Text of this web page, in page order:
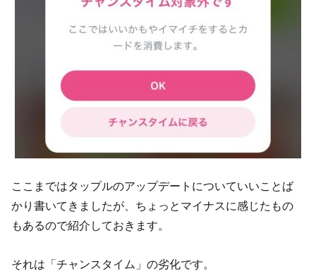
ここまではタップルのアップデートについていいことば
かり書いてきましたが、ちょっとマイナスに感じたもの
もあるので紹介しておきます。
それは「チャンスタイム」の劣化です。